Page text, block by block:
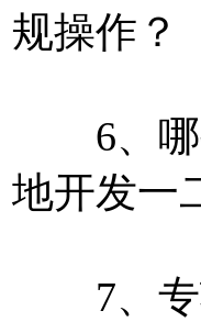
规操作？
6、哪
地开发一
7、专